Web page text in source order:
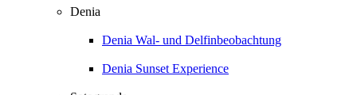
Denia
Denia Wal- und Delfinbeobachtung
Denia Sunset Experience